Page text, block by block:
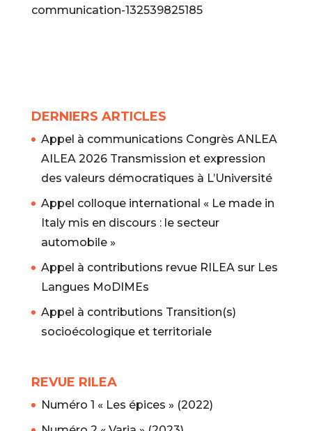
communication-132539825185
DERNIERS ARTICLES
Appel à communications Congrès ANLEA
AILEA 2026 Transmission et expression
des valeurs démocratiques à L’Université
Appel colloque international « Le made in
Italy mis en discours : le secteur
automobile »
Appel à contributions revue RILEA sur Les
Langues MoDIMEs
Appel à contributions Transition(s)
socioécologique et territoriale
REVUE RILEA
Numéro 1 « Les épices » (2022)